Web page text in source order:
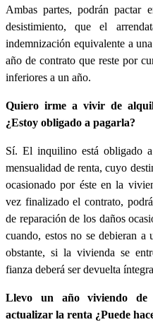
Ambas partes, podrán pactar
desistimiento, que el
indemnización equivalente a
año de contrato que reste por
inferiores a un año.
Quiero irme a vivir de
¿Estoy obligado a pagarla?
Sí. El inquilino está obligado
mensualidad de renta, cuyo
ocasionado por éste en la
vez finalizado el contrato,
de reparación de los daños
cuando, estos no se debieran
obstante, si la vivienda se
fianza deberá ser devuelta
Llevo un año viviendo
actualizar la renta ¿Puede